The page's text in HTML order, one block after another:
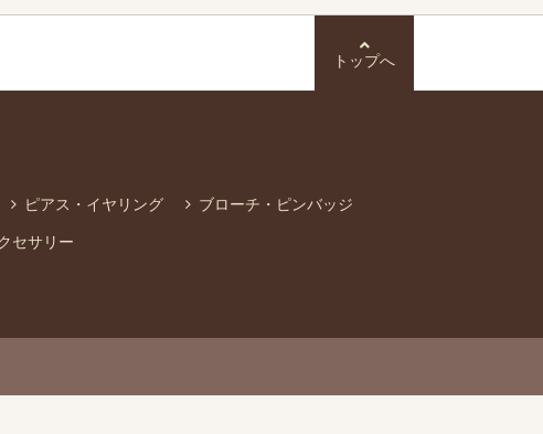
トップへ
ピアス・イヤリング ブローチ・ピンバッジ
セサリー